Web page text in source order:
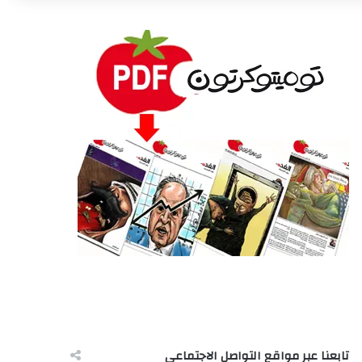
تابعنا عبر مواقع التواصل الاجتماعى